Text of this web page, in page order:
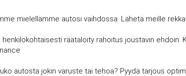
mielellämme autosi vaihdossa. Lähetä meille
henkilökohtaisesti räätälöity rahoitus joustavin ehdoin.
autosta jokin varuste tai tehoa? Pyydä tarjous